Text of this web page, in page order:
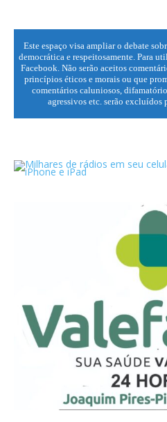
Este espaço visa ampliar o debate
democrática e respeitosamente. Para
Facebook. Não serão aceitos
princípios éticos e morais ou que
comentários caluniosos,
agressivos etc. serão excluídos